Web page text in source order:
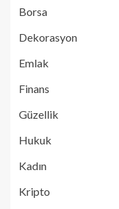
Borsa
Dekorasyon
Emlak
Finans
Güzellik
Hukuk
Kadın
Kripto